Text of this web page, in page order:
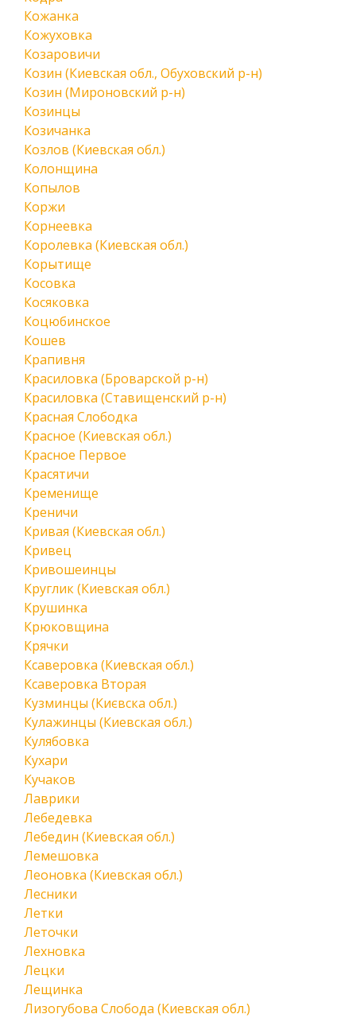
Кожанка
Кожуховка
Козаровичи
Козин (Киевская обл., Обуховский р-н)
Козин (Мироновский р-н)
Козинцы
Козичанка
Козлов (Киевская обл.)
Колонщина
Копылов
Коржи
Корнеевка
Королевка (Киевская обл.)
Корытище
Косовка
Косяковка
Коцюбинское
Кошев
Крапивня
Красиловка (Броварской р-н)
Красиловка (Ставищенский р-н)
Красная Слободка
Красное (Киевская обл.)
Красное Первое
Красятичи
Кременище
Креничи
Кривая (Киевская обл.)
Кривец
Кривошеинцы
Круглик (Киевская обл.)
Крушинка
Крюковщина
Крячки
Ксаверовка (Киевская обл.)
Ксаверовка Вторая
Кузминцы (Києвска обл.)
Кулажинцы (Киевская обл.)
Кулябовка
Кухари
Кучаков
Лаврики
Лебедевка
Лебедин (Киевская обл.)
Лемешовка
Леоновка (Киевская обл.)
Лесники
Летки
Леточки
Лехновка
Лецки
Лещинка
Лизогубова Слобода (Киевская обл.)